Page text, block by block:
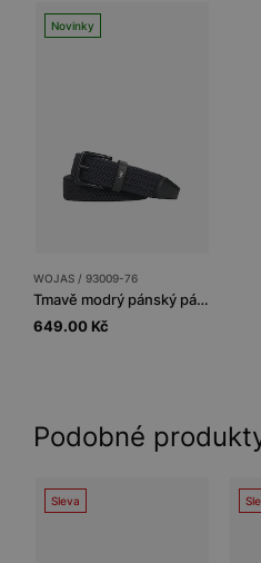
Novinky
WOJAS / 93009-76
Tmavě modrý pánský pásek
649.00 Kč
Podobné
Sleva